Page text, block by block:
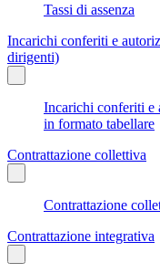
Tassi di assenza
Incarichi conferiti e
dirigenti)
Incarichi conferiti e
in formato tabellare
Contrattazione collettiva
Contrattazione
Contrattazione integrativa